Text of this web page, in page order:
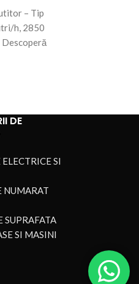
– Tip
h, 2850
DE
SI
NUMARAT
SUPRAFATA
SI MASINI